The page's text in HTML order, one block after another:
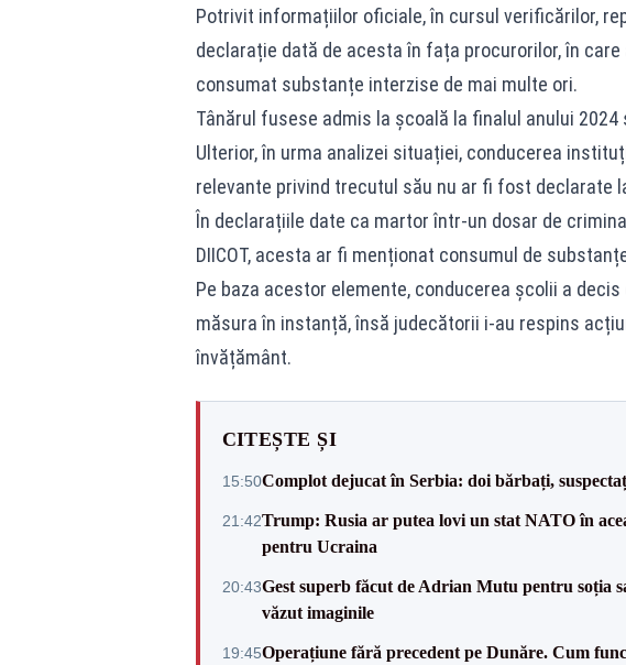
Potrivit informațiilor oficiale, în cursul verificărilor,
declarație dată de acesta în fața procurorilor, în
consumat substanțe interzise de mai multe ori.
Tânărul fusese admis la școală la finalul anului
Ulterior, în urma analizei situației, conducerea
relevante privind trecutul său nu ar fi fost declarate
În declarațiile date ca martor într-un dosar de
DIICOT, acesta ar fi menționat consumul de
Pe baza acestor elemente, conducerea școlii a
măsura în instanță, însă judecătorii i-au respins
învățământ.
CITEȘTE ȘI
15:50Complot dejucat în Serbia: doi bărbați,
21:42Trump: Rusia ar putea lovi un stat NATO în
pentru Ucraina
20:43Gest superb făcut de Adrian Mutu pentru soția
văzut imaginile
19:45Operațiune fără precedent pe Dunăre. Cum